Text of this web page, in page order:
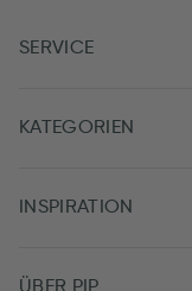
SERVICE
KATEGORIEN
INSPIRATION